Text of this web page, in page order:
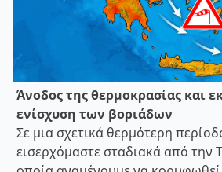
Άνοδος της θερμοκρασίας και
ενίσχυση των βοριάδων
Σε μια σχετικά θερμότερη
εισερχόμαστε σταδιακά από την